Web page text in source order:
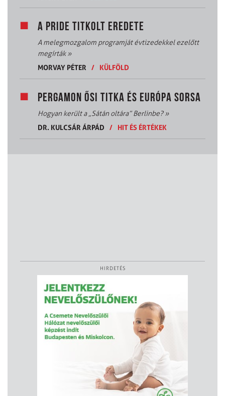
A PRIDE TITKOLT EREDETE
A melegmozgalom programját évtizedekkel ezelőtt
megírták»
MORVAY PÉTER
/ KÜLFÖLD
PERGAMON ŐSI TITKA ÉS EURÓPA SORSA
Hogyan került a „Sátán oltára” Berlinbe?»
DR. KULCSÁR ÁRPÁD
/ HIT ÉS ÉRTÉKEK
HIRDETÉS